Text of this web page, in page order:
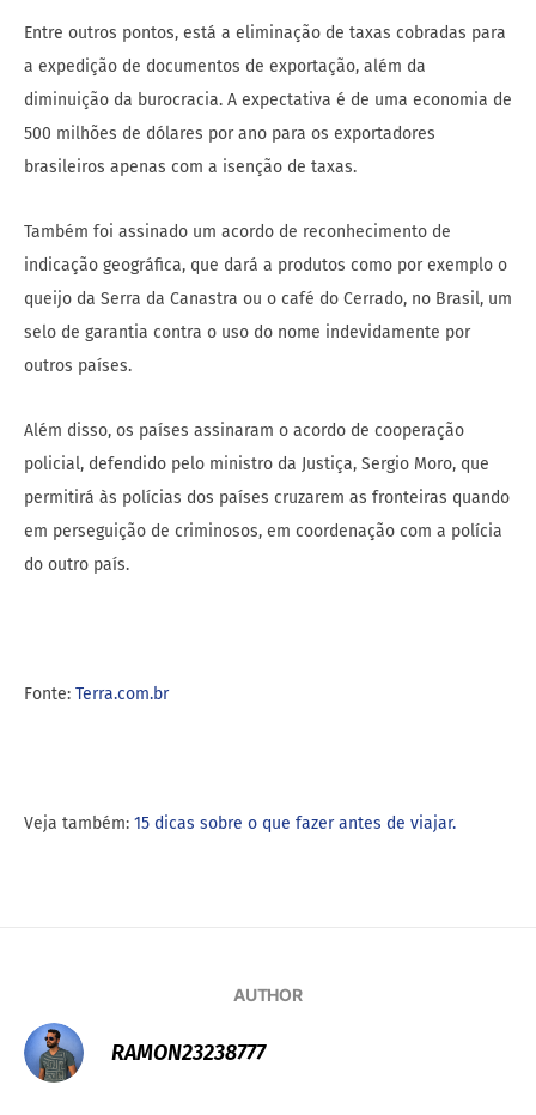
Entre outros pontos, está a eliminação de taxas cobradas para
a expedição de documentos de exportação, além da
diminuição da burocracia. A expectativa é de uma economia de
500 milhões de dólares por ano para os exportadores
brasileiros apenas com a isenção de taxas.
Também foi assinado um acordo de reconhecimento de
indicação geográfica, que dará a produtos como por exemplo o
queijo da Serra da Canastra ou o café do Cerrado, no Brasil, um
selo de garantia contra o uso do nome indevidamente por
outros países.
Além disso, os países assinaram o acordo de cooperação
policial, defendido pelo ministro da Justiça, Sergio Moro, que
permitirá às polícias dos países cruzarem as fronteiras quando
em perseguição de criminosos, em coordenação com a polícia
do outro país.
Fonte: Terra.com.br
Veja também: 15 dicas sobre o que fazer antes de viajar.
AUTHOR
RAMON23238777